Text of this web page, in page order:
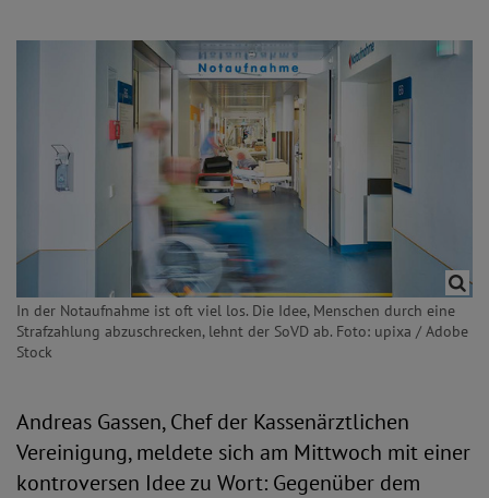
In der Notaufnahme ist oft viel los. Die Idee, Menschen durch eine
Strafzahlung abzuschrecken, lehnt der SoVD ab. Foto: upixa / Adobe
Stock
Andreas Gassen, Chef der Kassenärztlichen
Vereinigung, meldete sich am Mittwoch mit einer
kontroversen Idee zu Wort: Gegenüber dem